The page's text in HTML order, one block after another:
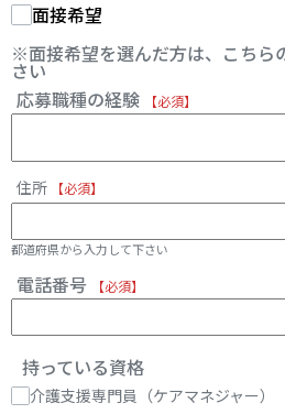
面接希望
※面接希望を選んだ方は、こちら
さい
応募職種の経験
【必須】
住所 【必須】
都道府県から入力して下さい
電話番号 【必須】
持っている資格
介護支援専門員（ケアマネジャー）